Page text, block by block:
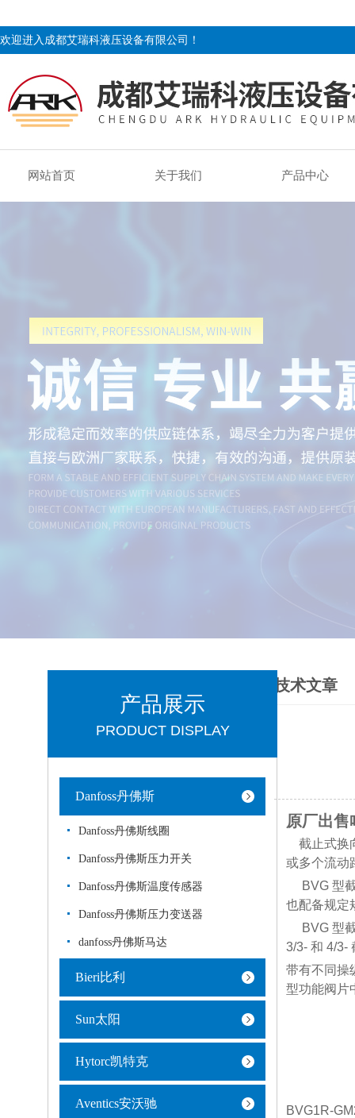
欢迎进入成都艾瑞科液压设备有限公司！
网站首页 关于我们 产品中心
产品展示
PRODUCT DISPLAY
Danfoss丹佛斯
Danfoss丹佛斯线圈
Danfoss丹佛斯压力开关
Danfoss丹佛斯温度传感器
Danfoss丹佛斯压力变送器
danfoss丹佛斯马达
Bieri比利
Sun太阳
Hytorc凯特克
Aventics安沃驰
技术文章
原厂出
截止式换
或多个流动
BVG 型截
也配备规定
BVG 型截
3/3- 和 4/3-
带有不同操
型功能阀片
BVG1R-